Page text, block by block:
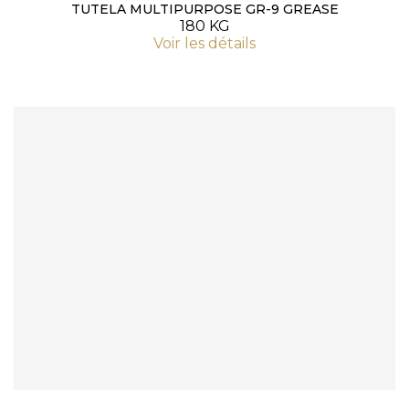
TUTELA MULTIPURPOSE GR-9 GREASE
180 KG
Voir les détails